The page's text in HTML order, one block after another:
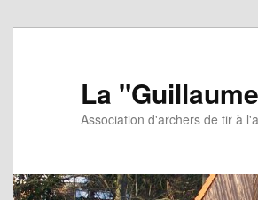
La
Association d'archers de tir à